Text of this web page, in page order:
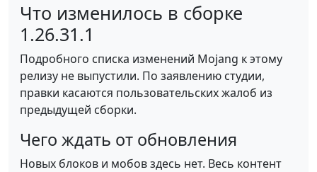
Что изменилось в сборке
1.26.31.1
Подробного списка изменений Mojang к этому
релизу не выпустили. По заявлению студии,
правки касаются пользовательских жалоб из
предыдущей сборки.
Чего ждать от обновления
Новых блоков и мобов здесь нет. Весь контент